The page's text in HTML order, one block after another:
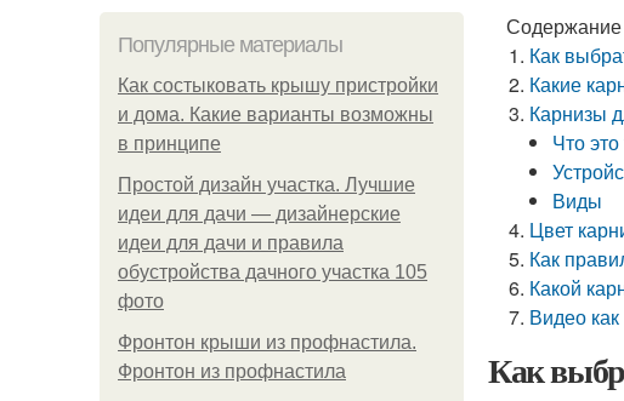
Популярные материалы
Как состыковать крышу пристройки
и дома. Какие варианты возможны
в принципе
Простой дизайн участка. Лучшие
идеи для дачи — дизайнерские
идеи для дачи и правила
обустройства дачного участка 105
фото
Фронтон крыши из профнастила.
Фронтон из профнастила
Содержание
Как
Какие
Карнизы
Что
Виды
Цвет
Как
Какой
Видео
Как